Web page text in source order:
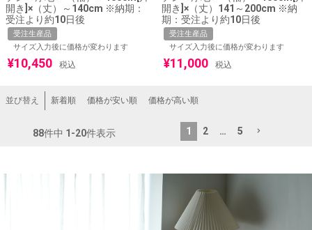
開き]×（丈）～140cm ※納期：
受注より約10日後
受注生産品
サイズ入力後に価格が変わります
¥10,450 税込
開き]×（丈）141～200cm ※納
期：受注より約10日後
受注生産品
サイズ入力後に価格が変わります
¥11,000 税込
並び替え 新着順 価格が安い順 価格が高い順
88件中 1 -20件表示 1 2 … 5